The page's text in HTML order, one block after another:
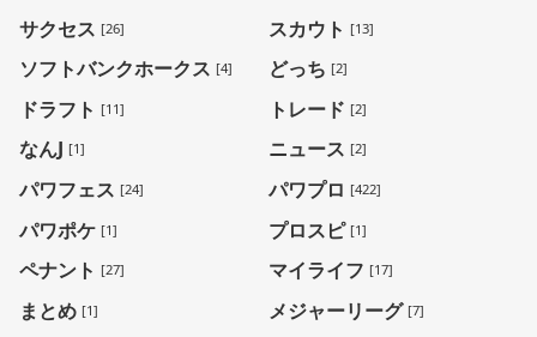
サクセス [26] スカウト [13]
ソフトバンクホークス [4] どっち [2]
ドラフト [11] トレード [2]
なんJ [1] ニュース [2]
パワフェス [24] パワプロ [422]
パワポケ [1] プロスピ [1]
ペナント [27] マイライフ [17]
まとめ [1] メジャーリーグ [7]